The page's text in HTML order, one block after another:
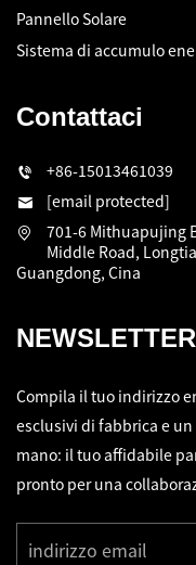
Pannello Solare
Sistema di accumulo
Contattaci
+86-15013461039
[email protected]
701-6 Mithuapujing
Middle Road,
Guangdong, Cina
NEWSLETTER
Compila il tuo indirizzo
esclusivi di fabbrica e
mano: il tuo affidabile
pronto per una